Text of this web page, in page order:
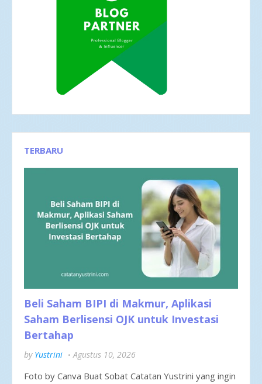
TERBARU
Beli Saham BIPI di Makmur, Aplikasi
Saham Berlisensi OJK untuk Investasi
Bertahap
by Yustrini Agustus 10, 2026
Foto by Canva Buat Sobat Catatan Yustrini yang ingin